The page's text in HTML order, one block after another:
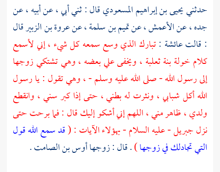
حدثنييحيى بن إبراهيم المسعوديقال : ثني أبي ، عن أبيه ، عن
جده ، عنالأعمش، عنتميم بن سلمة، عنعروة بن الزبيرقال
: قالتعائشة :تبارك الذي وسع سمعه كل شيء ، إني لأسمع
كلام خولة بنة ثعلبة ، ويخفى علي بعضه ، وهي تشتكي زوجها
إلى رسول الله - صلى الله عليه وسلم - ، وهي تقول : يا رسول
الله أكل شبابي ، ونثرت له بطني ، حتى إذا كبر سني ، وانقطع
ولدي ، ظاهر مني ، اللهم إني أشكو إليك قال : فما برحت حتى
نزلجبريل- عليه السلام - بهؤلاء الآيات : (قد سمع الله قول
التي تجادلك في زوجها). قال : زوجهاأوس بن الصامت .